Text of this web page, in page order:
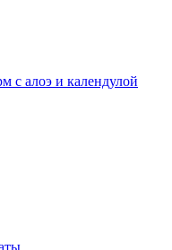
с алоэ и календулой